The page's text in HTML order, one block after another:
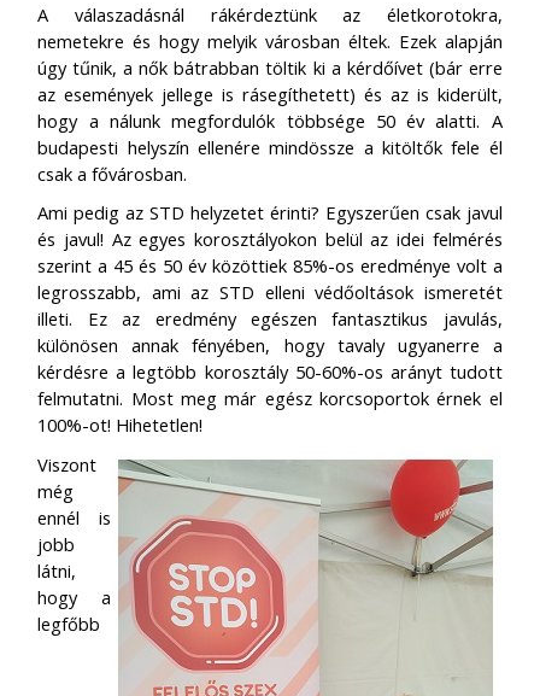
A válaszadásnál rákérdeztünk az életkorotokra,
nemetekre és hogy melyik városban éltek. Ezek alapján
úgy tűnik, a nők bátrabban töltik ki a kérdőívet (bár erre
az események jellege is rásegíthetett) és az is kiderült,
hogy a nálunk megfordulók többsége 50 év alatti. A
budapesti helyszín ellenére mindössze a kitöltők fele él
csak a fővárosban.
Ami pedig az STD helyzetet érinti? Egyszerűen csak javul
és javul! Az egyes korosztályokon belül az idei felmérés
szerint a 45 és 50 év közöttiek 85%-os eredménye volt a
legrosszabb, ami az STD elleni védőoltások ismeretét
illeti. Ez az eredmény egészen fantasztikus javulás,
különösen annak fényében, hogy tavaly ugyanerre a
kérdésre a legtöbb korosztály 50-60%-os arányt tudott
felmutatni. Most meg már egész korcsoportok érnek el
100%-ot! Hihetetlen!
Viszont
még
ennél is
jobb
látni,
hogy a
legfőbb